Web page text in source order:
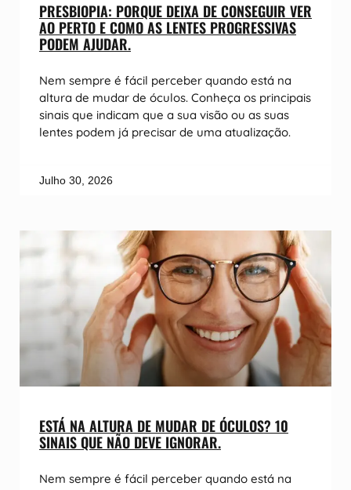
PRESBIOPIA: PORQUE DEIXA DE CONSEGUIR VER
AO PERTO E COMO AS LENTES PROGRESSIVAS
PODEM AJUDAR.
Nem sempre é fácil perceber quando está na
altura de mudar de óculos. Conheça os principais
sinais que indicam que a sua visão ou as suas
lentes podem já precisar de uma atualização.
Julho 30, 2026
ESTÁ NA ALTURA DE MUDAR DE ÓCULOS? 10
SINAIS QUE NÃO DEVE IGNORAR.
Nem sempre é fácil perceber quando está na